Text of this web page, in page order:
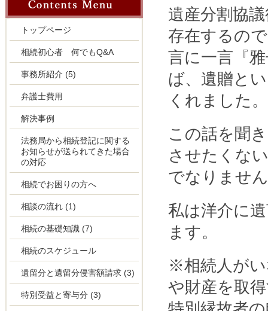
遺産分割協
存在するの
言に一言『
ば、遺贈と
くれました。
この話を聞
させたくな
でなりませ
私は洋介に
ます。
※相続人が
や財産を取
トップページ
相続初心者 何でもQ&A
事務所紹介 (5)
弁護士費用
解決事例
法務局から相続登記に関する
お知らせが送られてきた場合
の対応
相続でお困りの方へ
相談の流れ (1)
相続の基礎知識 (7)
相続のスケジュール
遺留分と遺留分侵害額請求 (3)
特別受益と寄与分 (3)